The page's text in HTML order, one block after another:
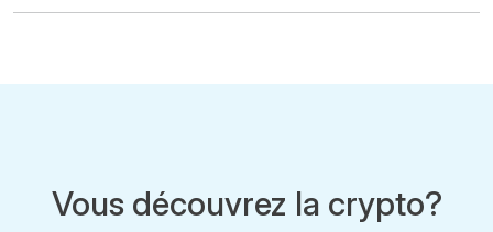
Vous découvrez la crypto?